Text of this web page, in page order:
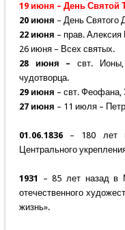
19 июня – День Святой
20 июня – День Святого
22 июня – прав. Алексия
26 июня – Всех святых.
28 июня – свт.
чудотворца.
29 июня – свт. Феофана,
27 июня – 11 июля –
01.06.1836 – 180 лет
Центрального
1931 – 85 лет назад в
отечественного
жизнь».